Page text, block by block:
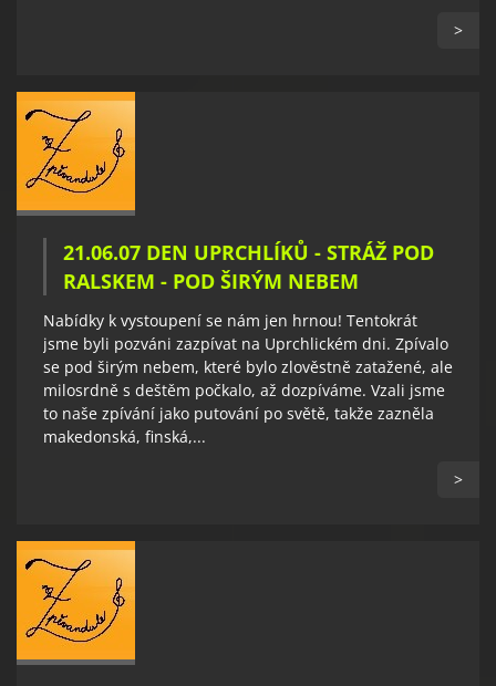
>
21.06.07 DEN UPRCHLÍKŮ - STRÁŽ POD
RALSKEM - POD ŠIRÝM NEBEM
Nabídky k vystoupení se nám jen hrnou! Tentokrát
jsme byli pozváni zazpívat na Uprchlickém dni. Zpívalo
se pod širým nebem, které bylo zlověstně zatažené, ale
milosrdně s deštěm počkalo, až dozpíváme. Vzali jsme
to naše zpívání jako putování po světě, takže zazněla
makedonská, finská,...
>